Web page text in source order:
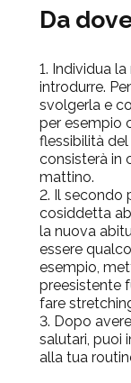
Da
Individua
introdurre.
svolgerla e
per esempio
flessibilità
consisterà in
mattino.
Il secondo
cosiddetta
la nuova
essere
esempio,
preesistente
fare
Dopo
salutari, puoi
alla tua